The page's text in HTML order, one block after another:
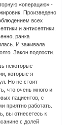
«операцию» -
Произведено
всех
и антисептики.
ранка
И заживала
Закон подлости.
некоторые
которые я
Но не стоит
что очень много и
пациентов, с
приятно работать.
вы отнесетесь к
с долей